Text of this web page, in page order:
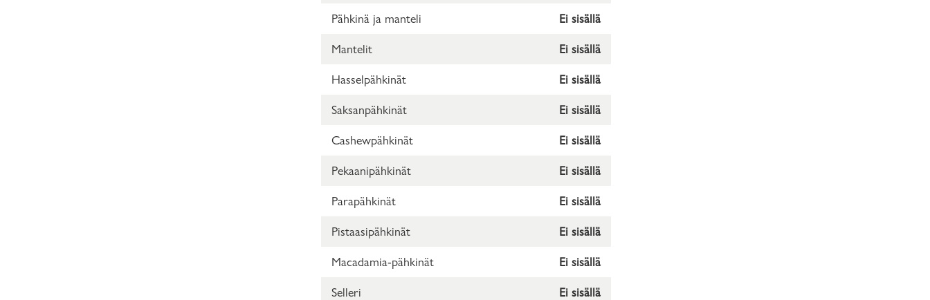
Pähkinä ja manteli Ei sisällä
Mantelit Ei sisällä
Hasselpähkinät Ei sisällä
Saksanpähkinät Ei sisällä
Cashewpähkinät Ei sisällä
Pekaanipähkinät Ei sisällä
Parapähkinät Ei sisällä
Pistaasipähkinät Ei sisällä
Macadamia-pähkinät Ei sisällä
Selleri Ei sisällä